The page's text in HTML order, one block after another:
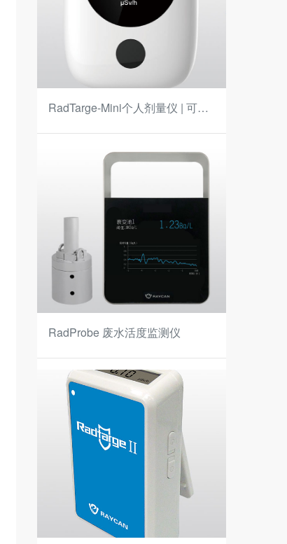
RadTarge-Mini个人剂量仪 | 可准
RadProbe 废水活度监测仪